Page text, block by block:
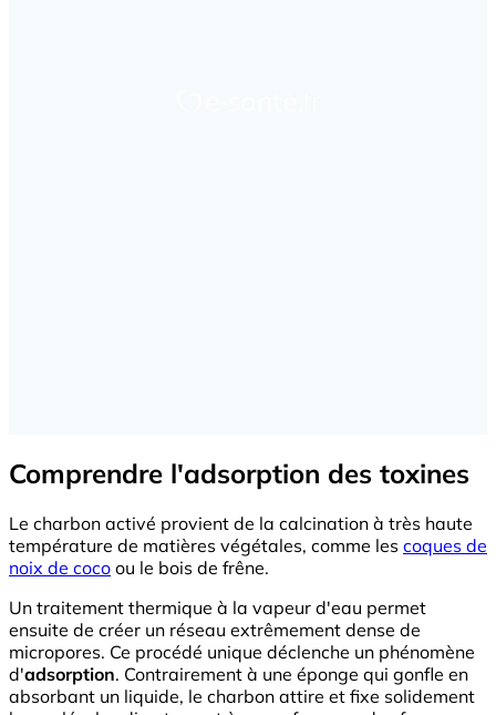
Comprendre l'adsorption des toxines
Le charbon activé provient de la calcination à très haute
température de matières végétales, comme les coques de
noix de coco ou le bois de frêne.
Un traitement thermique à la vapeur d'eau permet
ensuite de créer un réseau extrêmement dense de
micropores. Ce procédé unique déclenche un phénomène
d'adsorption. Contrairement à une éponge qui gonfle en
absorbant un liquide, le charbon attire et fixe solidement